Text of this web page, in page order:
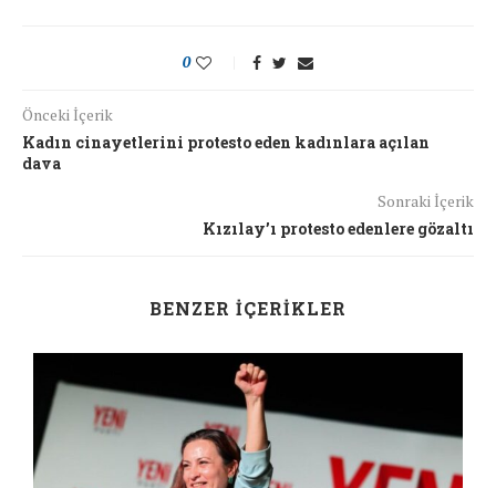
0
Önceki İçerik
Kadın cinayetlerini protesto eden kadınlara açılan
dava
Sonraki İçerik
Kızılay’ı protesto edenlere gözaltı
BENZER İÇERIKLER